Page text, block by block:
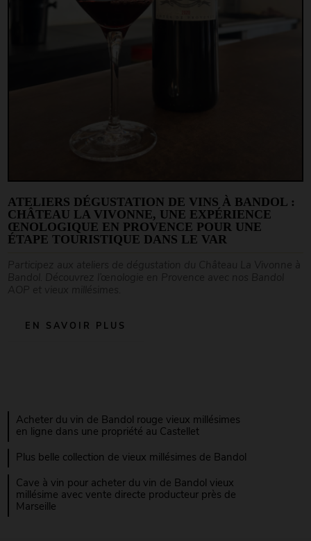
ATELIERS DÉGUSTATION DE VINS À BANDOL :
CHÂTEAU LA VIVONNE, UNE EXPÉRIENCE
ŒNOLOGIQUE EN PROVENCE POUR UNE
ÉTAPE TOURISTIQUE DANS LE VAR
EN SAVOIR PLUS
Acheter du vin de Bandol rouge vieux millésimes
en ligne dans une propriété au Castellet
Plus belle collection de vieux millésimes de Bandol
Cave à vin pour acheter du vin de Bandol vieux
millésime avec vente directe producteur près de
Marseille